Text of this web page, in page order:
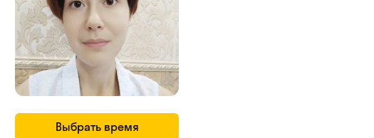
Выбрать время